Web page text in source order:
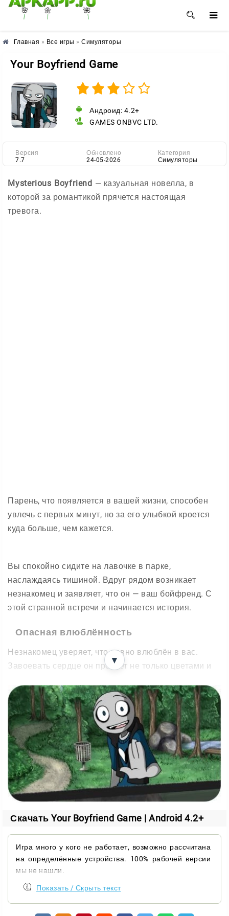
🌸 🌼 🌺
Главная » Все игры » Симуляторы
Your Boyfriend Game
Андроид: 4.2+
GAMES ONBVC LTD.
Версия
7.7
Обновлено
24-05-2026
Категория
Симуляторы
Mysterious Boyfriend — казуальная новелла, в
которой за романтикой прячется настоящая
тревога.
Парень, что появляется в вашей жизни, способен
увлечь с первых минут, но за его улыбкой кроется
куда больше, чем кажется.
Вы спокойно сидите на лавочке в парке,
наслаждаясь тишиной. Вдруг рядом возникает
незнакомец и заявляет, что он — ваш бойфренд. С
этой странной встречи и начинается история.
Опасная влюблённость
Незнакомец уверяет, что давно влюблён в вас.
Завоевать сердце он пробует не только цветами и
отчаянные поступки.
Будьте осторожны: за обаянием прячется
навязчивость, а порой и жестокость. Если вовремя
не повлиять на поклонника, он может похитить вас
или зайти ещё дальше.
Ваша задача — выйти из свиданий целой и
невредимой, но при этом постараться сохранить
ему жизнь. Каждое решение здесь имеет вес.
Особенности игры
оригинальный сюжет с непредсказуемыми
поворотами;
выбор реплик, который меняет ход истории;
простое и удобное управление;
▼
Скачать Your Boyfriend Game | Android 4.2+
Игра много у кого не работает, возможно рассчитана
на определённые устройства. 100% рабочей версии
мы не нашли.
Показать / Скрыть текст